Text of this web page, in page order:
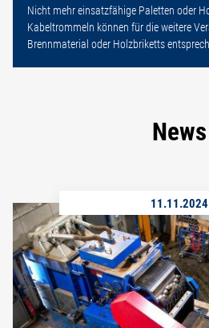
Nicht mehr einsatzfähige Paletten oder
Kabeltrommeln können für die weitere
Brennmaterial oder Holzbriketts
News
11.11.2024